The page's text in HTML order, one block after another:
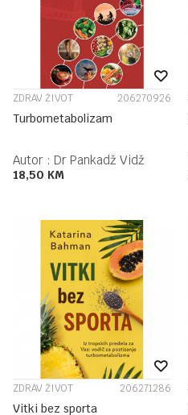
ZDRAV ŽIVOT 206270926
Turbometabolizam
Autor : Dr Pankadž Vidž
18,50 KM
ZDRAV ŽIVOT 206271286
Vitki bez sporta